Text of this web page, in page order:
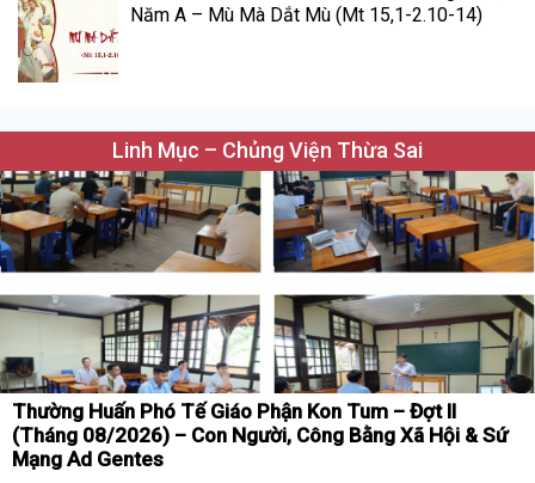
Năm A – Mù Mà Dắt Mù (Mt 15,1-2.10-14)
Linh Mục – Chủng Viện Thừa Sai
Thường Huấn Phó Tế Giáo Phận Kon Tum – Đợt II
(Tháng 08/2026) – Con Người, Công Bằng Xã Hội & Sứ
Mạng Ad Gentes